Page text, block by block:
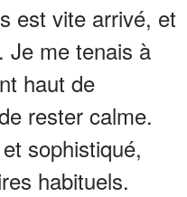
est vite arrivé, et
Je me tenais à
haut de
rester calme.
sophistiqué,
habituels.